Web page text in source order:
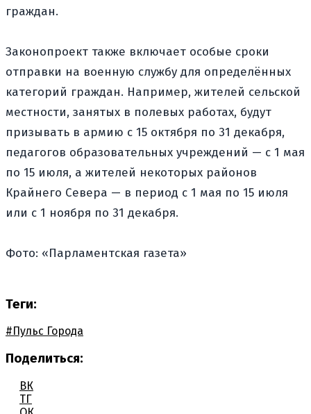
граждан.
Законопроект также включает особые сроки
отправки на военную службу для определённых
категорий граждан. Например, жителей сельской
местности, занятых в полевых работах, будут
призывать в армию с 15 октября по 31 декабря,
педагогов образовательных учреждений — с 1 мая
по 15 июля, а жителей некоторых районов
Крайнего Севера — в период с 1 мая по 15 июля
или с 1 ноября по 31 декабря.
Фото: «Парламентская газета»
Теги:
#Пульс Города
Поделиться:
ВК
ТГ